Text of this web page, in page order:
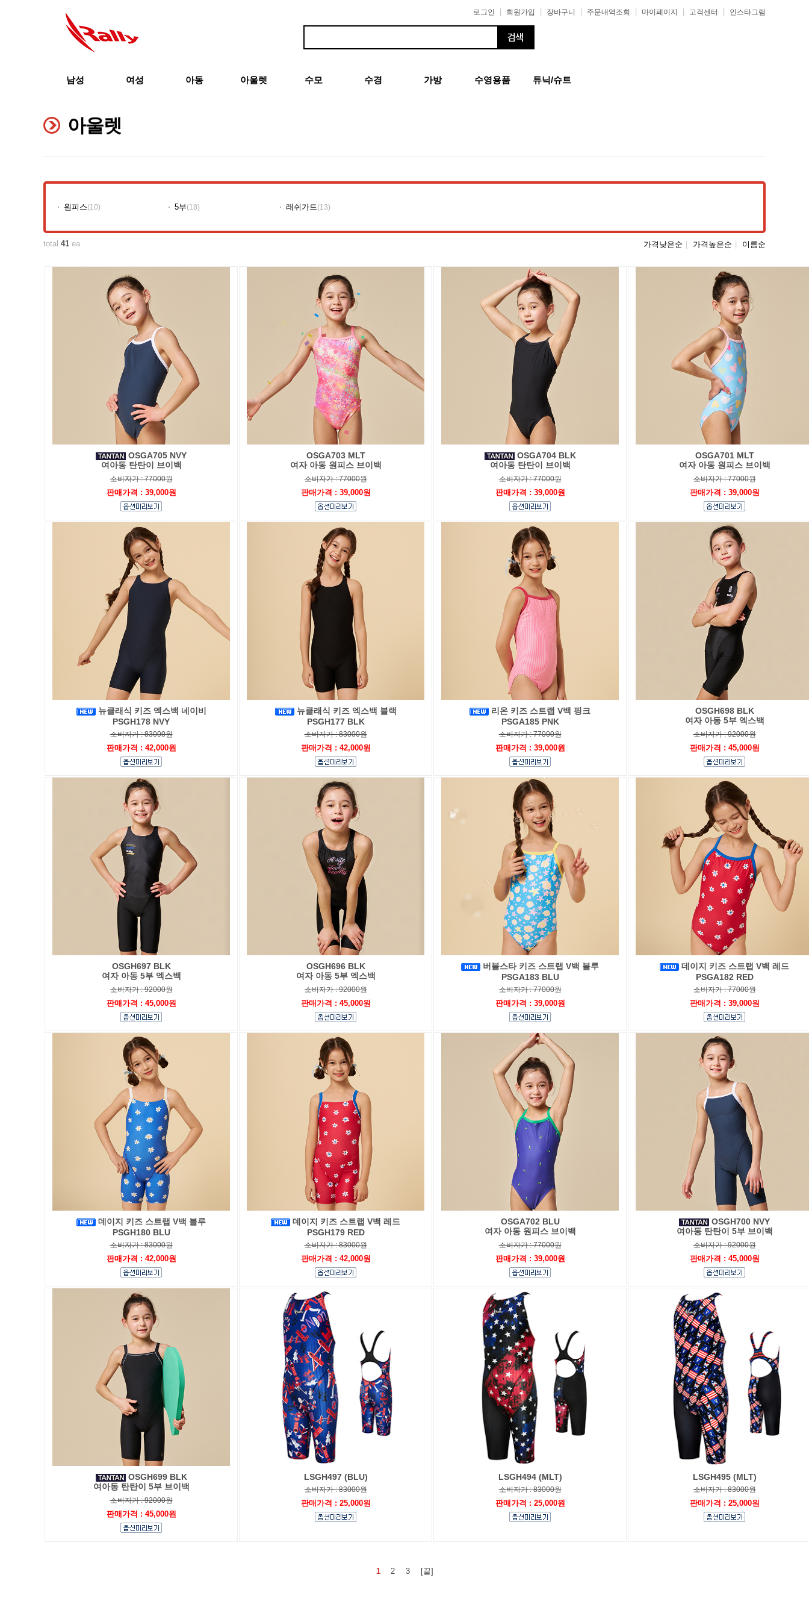
로그인 회원가입 장바구니 주문내역조회 마이페이지 고객센터 인스타그램
남성 여성 아동 아울렛 수모 수경 가방 수영용품 튜닉/슈트
아울렛
원피스(10) 5부(18) 래쉬가드(13)
total 41 ea 가격낮은순 가격높은순 이름순
OSGA705 NVY
여아동 탄탄이 브이백
소비자가 : 77000원
판매가격 : 39,000원
OSGA703 MLT
여자 아동 원피스 브이백
소비자가 : 77000원
판매가격 : 39,000원
OSGA704 BLK
여아동 탄탄이 브이백
소비자가 : 77000원
판매가격 : 39,000원
OSGA701 MLT
여자 아동 원피스 브이백
소비자가 : 77000원
판매가격 : 39,000원
뉴클래식 키즈 엑스백 네이비
PSGH178 NVY
소비자가 : 83000원
판매가격 : 42,000원
뉴클래식 키즈 엑스백 블랙
PSGH177 BLK
소비자가 : 83000원
판매가격 : 42,000원
리온 키즈 스트랩 V백 핑크
PSGA185 PNK
소비자가 : 77000원
판매가격 : 39,000원
OSGH698 BLK
여자 아동 5부 엑스백
소비자가 : 92000원
판매가격 : 45,000원
OSGH697 BLK
여자 아동 5부 엑스백
소비자가 : 92000원
판매가격 : 45,000원
OSGH696 BLK
여자 아동 5부 엑스백
소비자가 : 92000원
판매가격 : 45,000원
버블스타 키즈 스트랩 V백 블루
PSGA183 BLU
소비자가 : 77000원
판매가격 : 39,000원
데이지 키즈 스트랩 V백 레드
PSGA182 RED
소비자가 : 77000원
판매가격 : 39,000원
데이지 키즈 스트랩 V백 블루
PSGH180 BLU
소비자가 : 83000원
판매가격 : 42,000원
데이지 키즈 스트랩 V백 레드
PSGH179 RED
소비자가 : 83000원
판매가격 : 42,000원
OSGA702 BLU
여자 아동 원피스 브이백
소비자가 : 77000원
판매가격 : 39,000원
OSGH700 NVY
여아동 탄탄이 5부 브이백
소비자가 : 92000원
판매가격 : 45,000원
OSGH699 BLK
여아동 탄탄이 5부 브이백
소비자가 : 92000원
판매가격 : 45,000원
LSGH497 (BLU)
소비자가 : 83000원
판매가격 : 25,000원
LSGH494 (MLT)
소비자가 : 83000원
판매가격 : 25,000원
LSGH495 (MLT)
소비자가 : 83000원
판매가격 : 25,000원
1 2 3 [끝]